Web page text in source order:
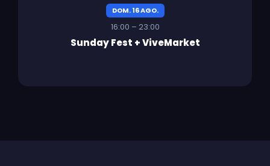
DOM. 16 AGO.
16:00 – 23:00
Sunday Fest + ViveMarket